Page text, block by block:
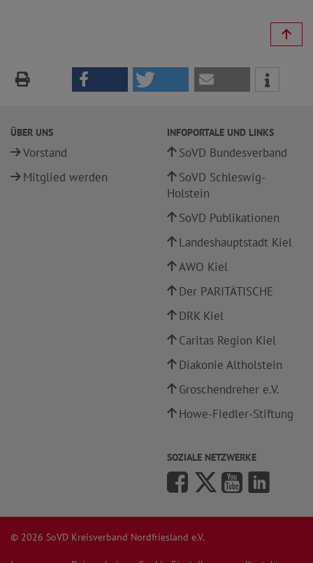
ÜBER UNS
Vorstand
Mitglied werden
INFOPORTALE UND LINKS
SoVD Bundesverband
SoVD Schleswig-
Holstein
SoVD Publikationen
Landeshauptstadt Kiel
AWO Kiel
Der PARITÄTISCHE
DRK Kiel
Caritas Region Kiel
Diakonie Altholstein
Groschendreher e.V.
Howe-Fiedler-Stiftung
SOZIALE NETZWERKE
© 2026 SoVD Kreisverband Nordfriesland e.V.